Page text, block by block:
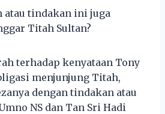
atau tindakan ini juga
Titah Sultan?
terhadap kenyataan Tony
menjunjung Titah,
dengan tindakan atau
NS dan Tan Sri Hadi